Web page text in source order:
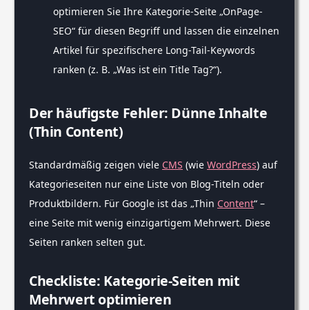
optimieren Sie Ihre Kategorie-Seite „OnPage-
SEO“ für diesen Begriff und lassen die einzelnen
Artikel für spezifischere Long-Tail-Keywords
ranken (z. B. „Was ist ein Title Tag?“).
Der häufigste Fehler: Dünne Inhalte
(Thin Content)
Standardmäßig zeigen viele CMS (wie WordPress) auf
Kategorieseiten nur eine Liste von Blog-Titeln oder
Produktbildern. Für Google ist das „Thin Content“ –
eine Seite mit wenig einzigartigem Mehrwert. Diese
Seiten ranken selten gut.
Checkliste: Kategorie-Seiten mit
Mehrwert optimieren